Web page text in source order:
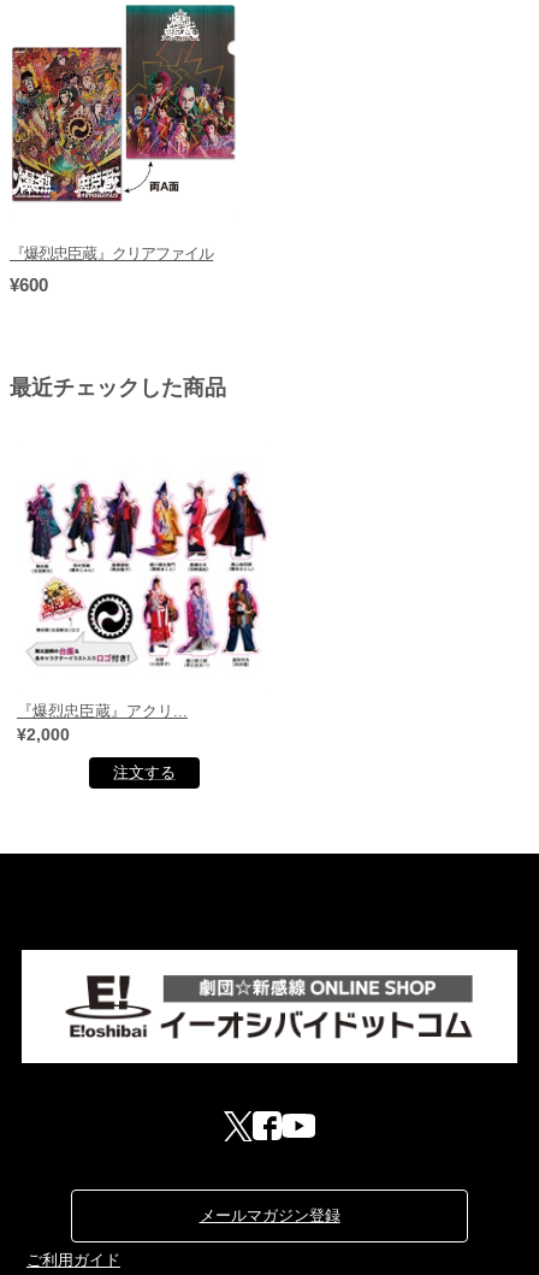
『爆烈忠臣蔵』クリアファイル
¥600
最近チェックした商品
『爆烈忠臣蔵』アクリ...
¥2,000
メールマガジン登録
ご利用ガイド